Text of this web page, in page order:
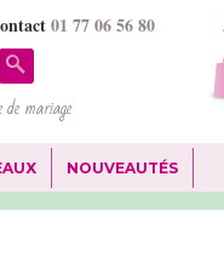
mariage
01 77 06 56 80
NOUVEAUTÉS